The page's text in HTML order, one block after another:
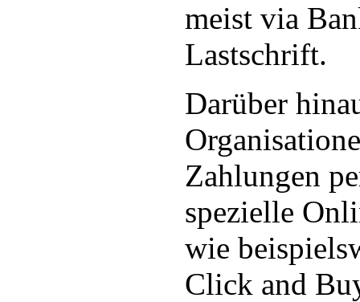
meist via
Lastschrift.
Darüber
Zahlungen
spezielle
wie
Click and